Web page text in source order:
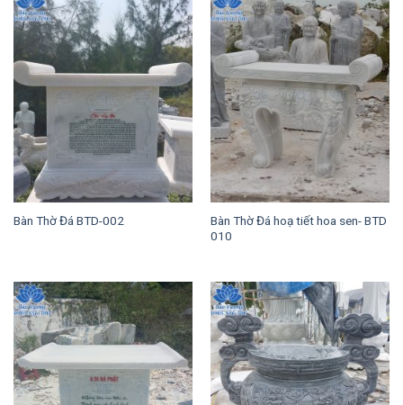
Bàn Thờ Đá BTD-002
Bàn Thờ Đá hoạ tiết hoa sen- BTD
010